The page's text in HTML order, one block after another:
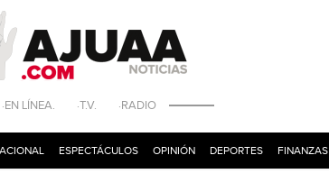
·EN LÍNEA. ·T.V. ·RADIO
ESPECTÁCULOS OPINIÓN DEPORTES FINANZAS